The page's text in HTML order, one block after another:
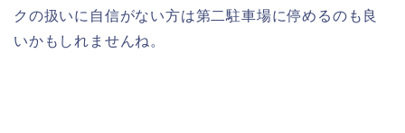
クの扱いに自信がない方は第二駐車場に停めるのも良
いかもしれませんね。